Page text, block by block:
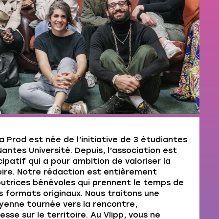
Prod est née de l’initiative de 3 étudiantes
Université. Depuis, l’association est
qui a pour ambition de valoriser la
Notre rédaction est entièrement
bénévoles qui prennent le temps de
originaux. Nous traitons une
tournée vers la rencontre,
sur le territoire. Au Vlipp, vous ne